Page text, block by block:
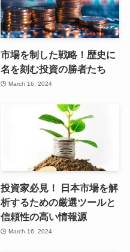
市場を制した戦略！歴史に
名を刻む投資の勝者たち
March 16, 2024
投資家必見！ 日本市場を解
析するための厳選ツールと
信頼性の高い情報源
March 16, 2024